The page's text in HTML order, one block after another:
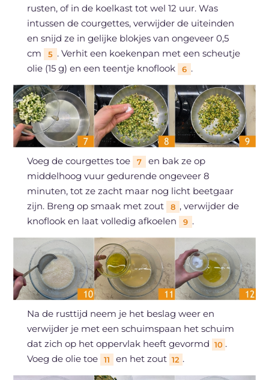
rusten, of in de koelkast tot wel 12 uur. Was
intussen de courgettes, verwijder de uiteinden
en snijd ze in gelijke blokjes van ongeveer 0,5
cm
5 . Verhit een koekenpan met een scheutje
olie (15 g) en een teentje knoflook
6 .
Voeg de courgettes toe 7
en bak ze op
middelhoog vuur gedurende ongeveer 8
minuten, tot ze zacht maar nog licht beetgaar
zijn. Breng op smaak met zout
8 , verwijder de
knoflook en laat volledig afkoelen
9 .
Na de rusttijd neem je het beslag weer en
verwijder je met een schuimspaan het schuim
dat zich op het oppervlak heeft gevormd 10 .
Voeg de olie toe
11 en het zout 12 .